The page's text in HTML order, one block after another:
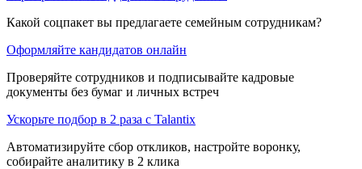
Какой соцпакет вы предлагаете семейным сотрудникам?
Оформляйте кандидатов онлайн
Проверяйте сотрудников и подписывайте кадровые
документы без бумаг и личных встреч
Ускорьте подбор в 2 раза с Talantix
Автоматизируйте сбор откликов, настройте воронку,
собирайте аналитику в 2 клика